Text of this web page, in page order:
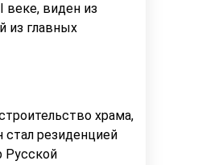
веке, виден из
из главных
храма,
стал резиденцией
Русской